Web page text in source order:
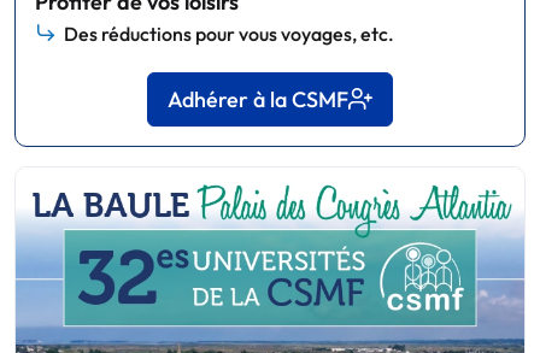
Des réductions pour vous voyages, etc.
Adhérer à la CSMF